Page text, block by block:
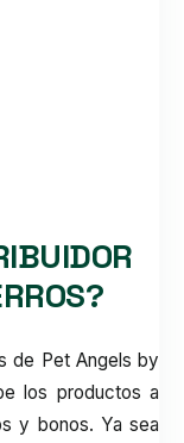
de Pet Angels by
los productos a
y bonos. Ya sea